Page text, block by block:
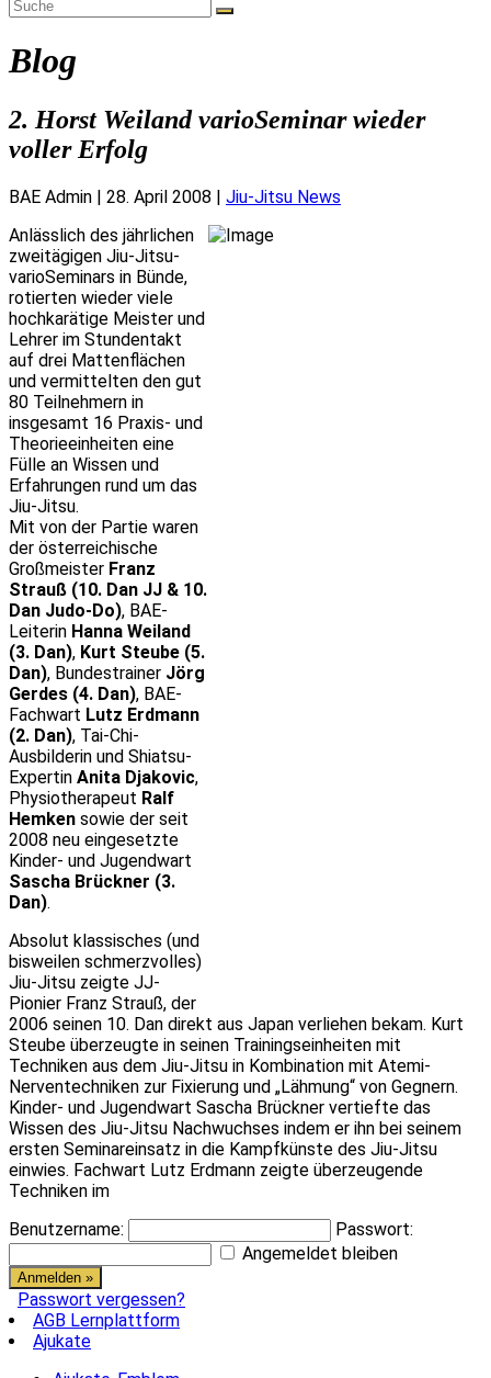
Blog
2. Horst Weiland varioSeminar wieder
voller Erfolg
BAE Admin | 28. April 2008 | Jiu-Jitsu News
Anlässlich des jährlichen
zweitägigen Jiu-Jitsu-
varioSeminars in Bünde,
rotierten wieder viele
hochkarätige Meister und
Lehrer im Stundentakt
auf drei Mattenflächen
und vermittelten den gut
80 Teilnehmern in
insgesamt 16 Praxis- und
Theorieeinheiten eine
Fülle an Wissen und
Erfahrungen rund um das
Jiu-Jitsu.
Mit von der Partie waren
der österreichische
Großmeister Franz
Strauß (10. Dan JJ & 10.
Dan Judo-Do), BAE-
Leiterin Hanna Weiland
(3. Dan), Kurt Steube (5.
Dan), Bundestrainer Jörg
Gerdes (4. Dan), BAE-
Fachwart Lutz Erdmann
(2. Dan), Tai-Chi-
Ausbilderin und Shiatsu-
Expertin Anita Djakovic,
Physiotherapeut Ralf
Hemken sowie der seit
2008 neu eingesetzte
Kinder- und Jugendwart
Sascha Brückner (3.
Dan).
Absolut klassisches (und
bisweilen schmerzvolles)
Jiu-Jitsu zeigte JJ-
Pionier Franz Strauß, der
2006 seinen 10. Dan direkt aus Japan verliehen bekam. Kurt
Steube überzeugte in seinen Trainingseinheiten mit
Techniken aus dem Jiu-Jitsu in Kombination mit Atemi-
Nerventechniken zur Fixierung und „Lähmung“ von Gegnern.
Kinder- und Jugendwart Sascha Brückner vertiefte das
Wissen des Jiu-Jitsu Nachwuchses indem er ihn bei seinem
ersten Seminareinsatz in die Kampfkünste des Jiu-Jitsu
einwies. Fachwart Lutz Erdmann zeigte überzeugende
Techniken im
Benutzername:
Passwort:
Angemeldet bleiben
Passwort vergessen?
AGB Lernplattform
Ajukate